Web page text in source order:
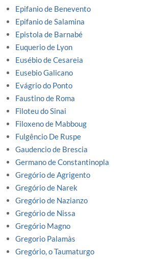
Epifanio de Benevento
Epifanio de Salamina
Epistola de Barnabé
Euquerio de Lyon
Eusébio de Cesareia
Eusebio Galicano
Evágrio do Ponto
Faustino de Roma
Filoteu do Sinai
Filoxeno de Mabboug
Fulgêncio De Ruspe
Gaudencio de Brescia
Germano de Constantinopla
Gregório de Agrigento
Gregório de Narek
Gregório de Nazianzo
Gregório de Nissa
Gregório Magno
Gregorio Palamàs
Gregório, o Taumaturgo